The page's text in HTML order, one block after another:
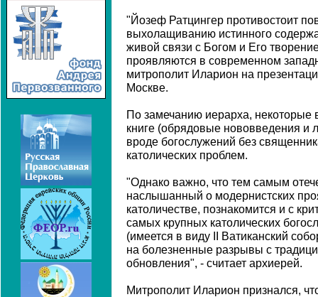
"Йозеф Ратцингер противостоит
выхолащиванию истинного
живой связи с Богом и Его
проявляются в современном
митрополит Иларион на
Москве.
По замечанию иерарха, некоторые
книге (обрядовые нововведения и
вроде богослужений без
католических проблем.
"Однако важно, что тем самым
наслышанный о модернистских
католичестве, познакомится и с
самых крупных католических
(имеется в виду II Ватиканский
на болезненные разрывы с
обновления", - считает архиерей.
Митрополит Иларион признался,